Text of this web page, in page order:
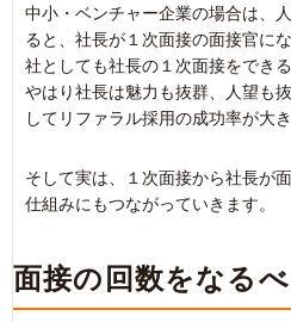
中小・ベンチャー企業の場合は、
ると、社長が１次面接の面接官に
社としても社長の１次面接をでき
やはり社長は魅力も抜群、人望も
してリファラル採用の成功率が大
そして実は、１次面接から社長が
仕組みにもつながっていきます。
面接の回数をなる